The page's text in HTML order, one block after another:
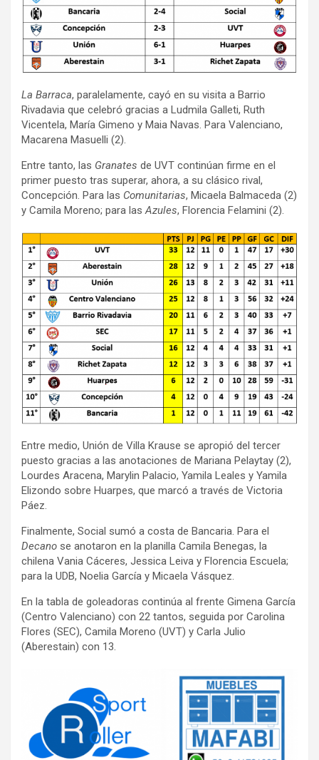
La Barraca, paralelamente, cayó en su visita a Barrio
Rivadavia que celebró gracias a Ludmila Galleti, Ruth
Vicentela, María Gimeno y Maia Navas. Para Valenciano,
Macarena Masuelli (2).
Entre tanto, las Granates de UVT continúan firme en el
primer puesto tras superar, ahora, a su clásico rival,
Concepción. Para las Comunitarias, Micaela Balmaceda (2)
y Camila Moreno; para lasAzules, Florencia Felamini (2).
Entre medio, Unión de Villa Krause se apropió del tercer
puesto gracias a las anotaciones de Mariana Pelaytay (2),
Lourdes Aracena, Marylin Palacio, Yamila Leales y Yamila
Elizondo sobre Huarpes, que marcó a través de Victoria
Páez.
Finalmente, Social sumó a costa de Bancaria. Para el
Decano se anotaron en la planilla Camila Benegas, la
chilena Vania Cáceres, Jessica Leiva y Florencia Escuela;
para la UDB, Noelia García y Micaela Vásquez.
En la tabla de goleadoras continúa al frente Gimena García
(Centro Valenciano) con 22 tantos, seguida por Carolina
Flores (SEC), Camila Moreno (UVT) y Carla Julio
(Aberestain) con 13.